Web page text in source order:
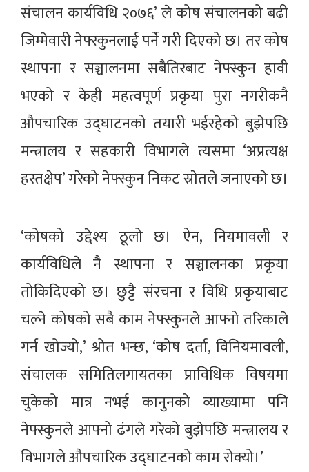
संचालन कार्यविधि २०७६’ ले कोष संचालनको बढी
जिम्मेवारी नेफ्स्कुनलाई पर्ने गरी दिएको छ। तर कोष
स्थापना र सञ्चालनमा सबैतिरबाट नेफ्स्कुन हावी
भएको र केही महत्वपूर्ण प्रकृया पुरा नगरीकनै
औपचारिक उद्घाटनको तयारी भईरहेको बुझेपछि
मन्त्रालय र सहकारी विभागले त्यसमा ‘अप्रत्यक्ष
हस्तक्षेप’ गरेको नेफ्स्कुन निकट स्राेतले जनाएकाे छ।
‘कोषको उद्देश्य ठूलो छ। ऐन, नियमावली र
कार्यविधिले नै स्थापना र सञ्चालनका प्रकृया
तोकिदिएको छ। छुट्टै संरचना र विधि प्रकृयाबाट
चल्ने कोषको सबै काम नेफ्स्कुनले आफ्नो तरिकाले
गर्न खोज्यो,’ श्रोत भन्छ, ‘कोष दर्ता, विनियमावली,
संचालक समितिलगायतका प्राविधिक विषयमा
चुकेको मात्र नभई कानुनको व्याख्यामा पनि
नेफ्स्कुनले आफ्नो ढंगले गरेको बुझेपछि मन्त्रालय र
विभागले औपचारिक उद्घाटनको काम रोक्यो।’